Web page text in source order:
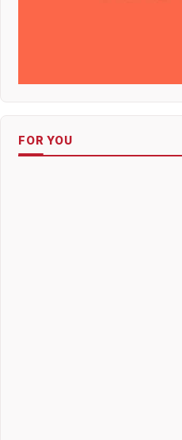
FOR YOU